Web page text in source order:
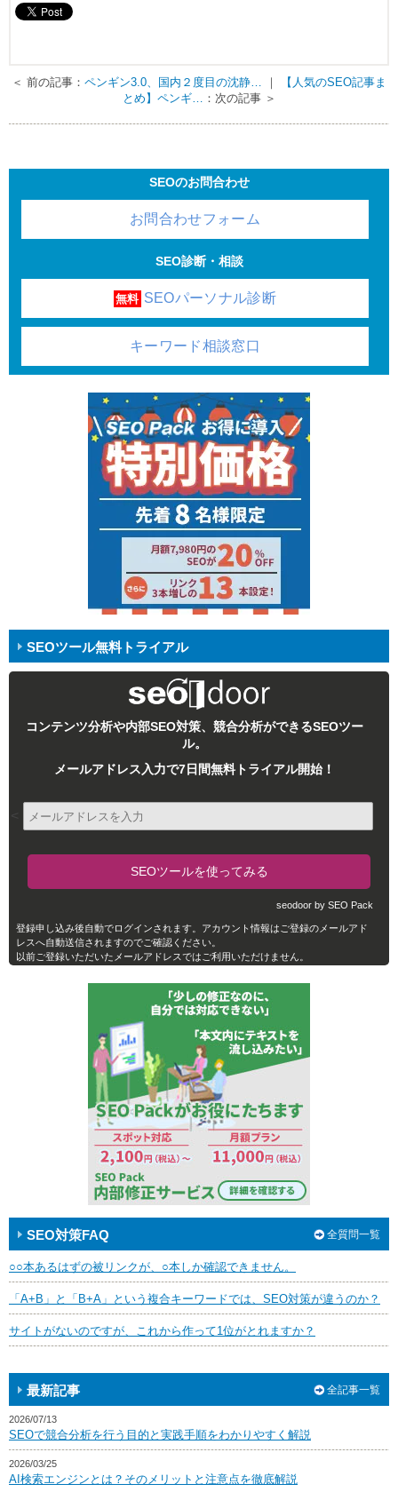
＜ 前の記事： ペンギン3.0、国内２度目の沈静… ｜
【人気のSEO記事ま
とめ】ペンギ… ：次の記事 ＞
SEOのお問合わせ
お問合わせフォーム
SEO診断・相談
無料 SEOパーソナル診断
キーワード相談窓口
SEOツール無料トライアル
コンテンツ分析や内部SEO対策、競合分析ができるSEOツー
ル。
メールアドレス入力で7日間無料トライアル開始！
seodoor by SEO Pack
登録申し込み後自動でログインされます。アカウント情報はご登録のメールアド
レスへ自動送信されますのでご確認ください。
以前ご登録いただいたメールアドレスではご利用いただけません。
SEO対策FAQ 全質問一覧
○○本あるはずの被リンクが、○本しか確認できません。
「A+B」と「B+A」という複合キーワードでは、SEO対策が違うのか？
サイトがないのですが、これから作って1位がとれますか？
最新記事 全記事一覧
2026/07/13
SEOで競合分析を行う目的と実践手順をわかりやすく解説
2026/03/25
AI検索エンジンとは？そのメリットと注意点を徹底解説